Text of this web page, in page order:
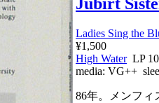
Ladies Sing the
¥1,500
High WaterLP
media: VG++
86年。メンフィ